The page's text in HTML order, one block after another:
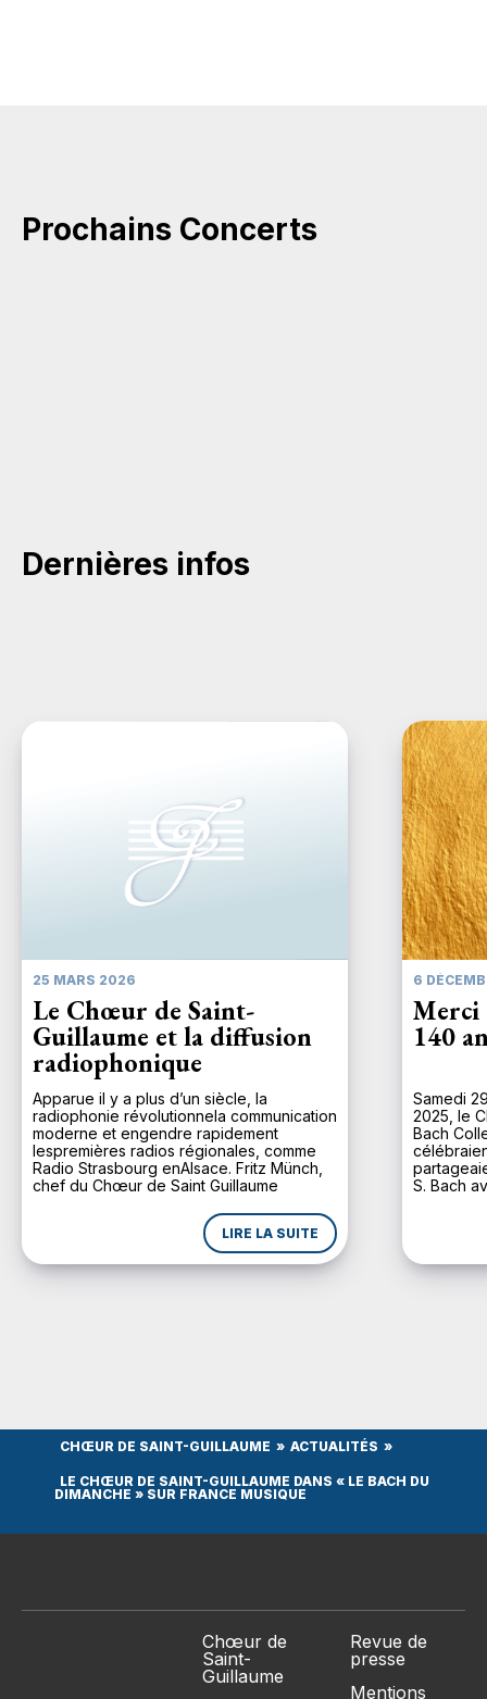
Prochains Concerts
Dernières infos
25 MARS 2026
Le Chœur de Saint-
Guillaume et la diffusion
radiophonique
Apparue il y a plus d’un siècle, la
radiophonie révolutionnela communication
moderne et engendre rapidement
lespremières radios régionales, comme
Radio Strasbourg enAlsace. Fritz Münch,
chef du Chœur de Saint Guillaume
l’importance de ce média pour uneplus
large diffusion de la musique. Lors de son
inaugurationle 11 novembre 1930, Radio
Strasbourg diffuse en […]
LIRE LA SUITE
6
Merci
140
Samedi
2025, le
Bach
S. Bach
CHŒUR DE SAINT-GUILLAUME ACTUALITÉS
LE CHŒUR DE SAINT-GUILLAUME DANS « LE BACH DU
DIMANCHE » SUR FRANCE MUSIQUE
Chœur de
Saint-
Guillaume
Revue de
presse
Mentions